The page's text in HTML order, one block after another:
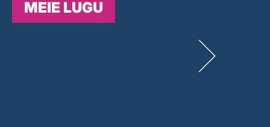
MEIE LUGU